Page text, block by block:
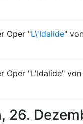
Oper "L\'Idalide" von
Oper "L'Idalide"
26.